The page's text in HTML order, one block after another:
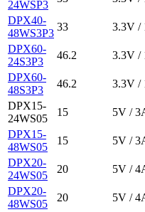
24WSP3
DPX40-
48WS3P3
33 3.3V /
DPX60-
24S3P3
46.2 3.3V /
DPX60-
48S3P3
46.2 3.3V /
DPX15-
24WS05
15 5V /
DPX15-
48WS05
15 5V /
DPX20-
24WS05
20 5V /
DPX20-
48WS05
20 5V /